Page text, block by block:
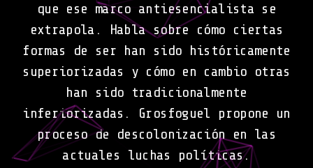
que ese marco antiesencialista se
extrapola. Habla sobre cómo ciertas
formas de ser han sido históricamente
superiorizadas y cómo en cambio otras
han sido tradicionalmente
inferiorizadas. Grosfoguel propone un
proceso de descolonización en las
actuales luchas políticas.